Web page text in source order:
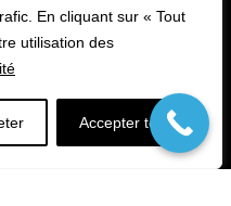
En cliquant sur « Tout
utilisation des
Accepter tout
France pendant les vacances ?